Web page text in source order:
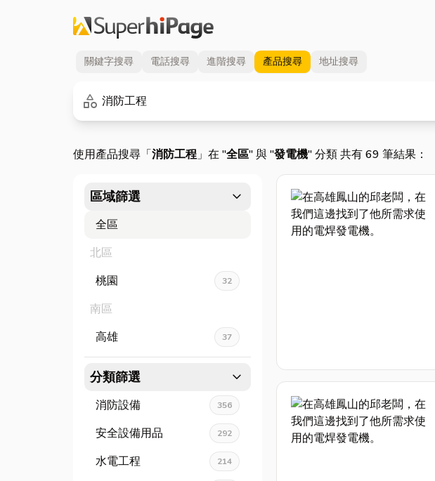
關鍵字搜尋 電話搜尋 進階搜尋 產品搜尋 地址搜尋
category
關鍵字
使用產品搜尋「消防工程」在 "全區" 與 "發電機" 分類 共有 69 筆結果：
區域篩選 expand_more
全區
北區
桃園
32
南區
高雄
37
分類篩選 expand_more
消防設備 356
安全設備用品 292
水電工程 214